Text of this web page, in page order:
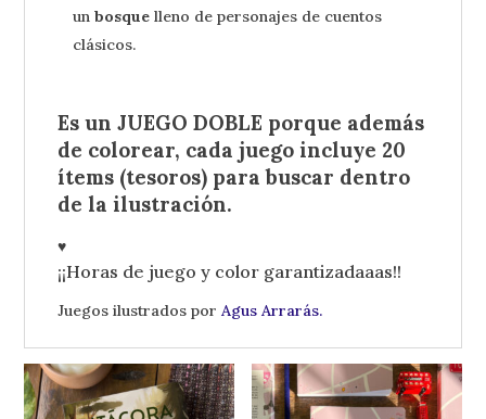
unbosque lleno de personajes de cuentos
clásicos.
Es un JUEGO DOBLE porque además
de colorear, cada juego incluye 20
ítems (tesoros) para buscar dentro
de la ilustración.
♥
¡¡Horas de juego y color garantizadaaas!!
Juegos ilustrados porAgus Arrarás.